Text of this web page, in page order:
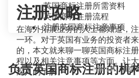
当前位置：首页
注册攻略
在海外拓展业务的人士都知道，
一环。对于英国有业务的投资者
的，本文就来聊一聊英国商标注
程以及相关注意事项等方面。让
深入的了解。
英国商标注册所需资料
英国商标注册流程
注册英国商标注意事项
负责英国商标注册的机